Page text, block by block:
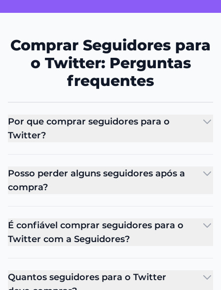
Comprar Seguidores para
o Twitter: Perguntas
frequentes
Por que comprar seguidores para o
Twitter?
Posso perder alguns seguidores após a
compra?
É confiável comprar seguidores para o
Twitter com a Seguidores?
Quantos seguidores para o Twitter